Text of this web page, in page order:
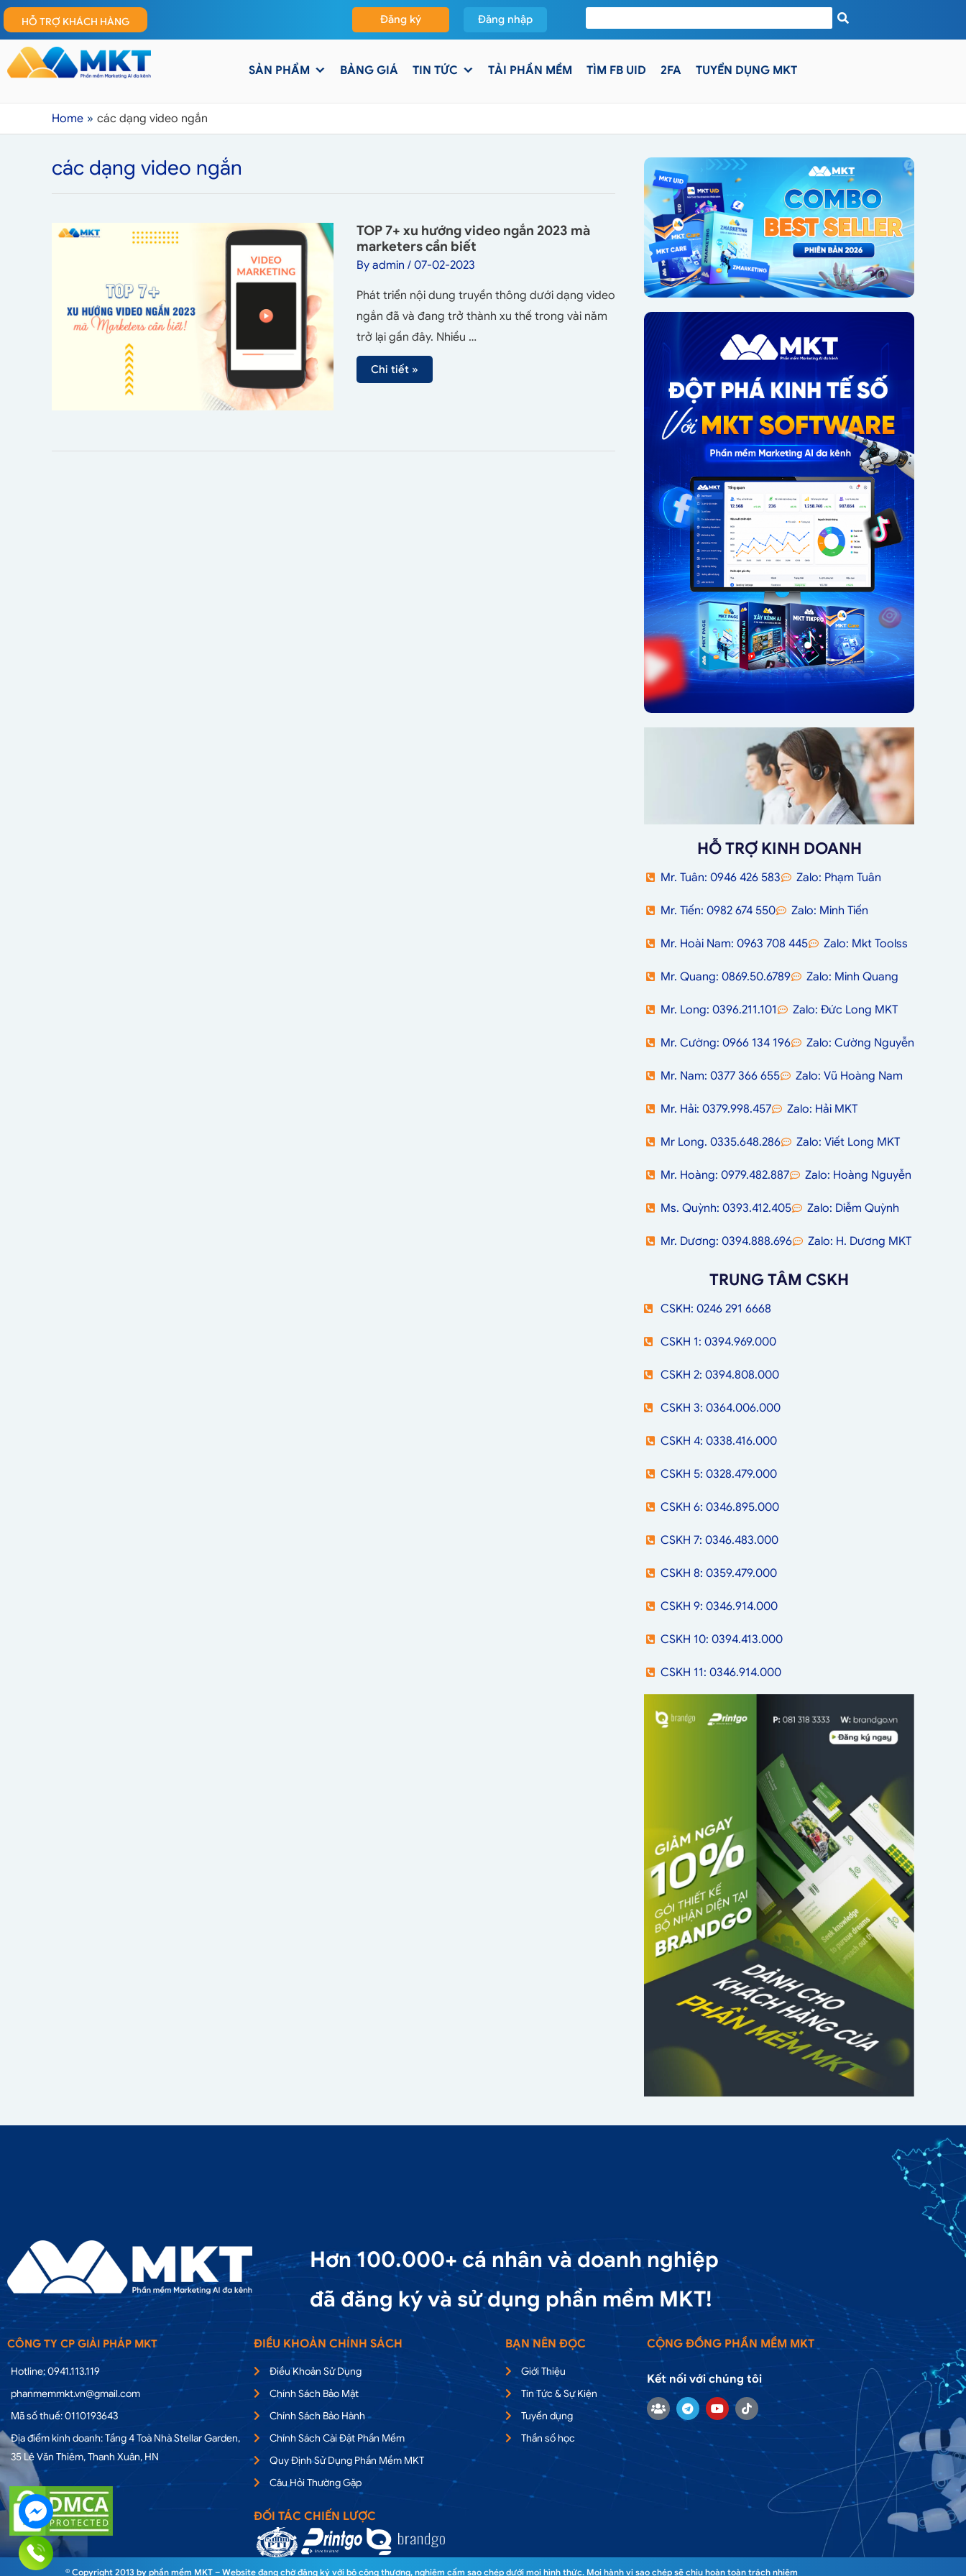
HỖ TRỢ KHÁCH HÀNG Đăng ký Đăng nhập
SẢN PHẨM BẢNG GIÁ TIN TỨC TẢI PHẦN MỀM TÌM FB UID 2FA TUYỂN DỤNG MKT
Home các dạng video ngắn
các dạng video ngắn
TOP 7+ xu hướng video ngắn 2023 mà
marketers cần biết
By admin / 07-02-2023
Phát triển nội dung truyền thông dưới dạng video
ngắn đã và đang trở thành xu thế trong vài năm
trở lại gần đây. Nhiều …
Chi tiết »
HỖ TRỢ KINH DOANH
Mr. Tuân: 0946 426 583 Zalo: Phạm Tuân
Mr. Tiến: 0982 674 550 Zalo: Minh Tiến
Mr. Hoài Nam: 0963 708 445 Zalo: Mkt Toolss
Mr. Quang: 0869.50.6789 Zalo: Minh Quang
Mr. Long: 0396.211.101 Zalo: Đức Long MKT
Mr. Cường: 0966 134 196 Zalo: Cường Nguyễn
Mr. Nam: 0377 366 655 Zalo: Vũ Hoàng Nam
Mr. Hải: 0379.998.457 Zalo: Hải MKT
Mr Long. 0335.648.286 Zalo: Viết Long MKT
Mr. Hoàng: 0979.482.887 Zalo: Hoàng Nguyễn
Ms. Quỳnh: 0393.412.405 Zalo: Diễm Quỳnh
Mr. Dương: 0394.888.696 Zalo: H. Dương MKT
TRUNG TÂM CSKH
CSKH: 0246 291 6668
CSKH 1: 0394.969.000
CSKH 2: 0394.808.000
CSKH 3: 0364.006.000
CSKH 4: 0338.416.000
CSKH 5: 0328.479.000
CSKH 6: 0346.895.000
CSKH 7: 0346.483.000
CSKH 8: 0359.479.000
CSKH 9: 0346.914.000
CSKH 10: 0394.413.000
CSKH 11: 0346.914.000
Hơn 100.000+ cá nhân và doanh nghiệp
đã đăng ký và sử dụng phần mềm MKT!
CÔNG TY CP GIẢI PHÁP MKT
Hotline: 0941.113.119
phanmemmkt.vn@gmail.com
Mã số thuế: 0110193643
Địa điểm kinh doanh: Tầng 4 Toà Nhà Stellar Garden,
35 Lê Văn Thiêm, Thanh Xuân, HN
ĐIỀU KHOẢN CHÍNH SÁCH
Điều Khoản Sử Dụng
Chính Sách Bảo Mật
Chính Sách Bảo Hành
Chính Sách Cài Đặt Phần Mềm
Quy Định Sử Dụng Phần Mềm MKT
Câu Hỏi Thường Gặp
ĐỐI TÁC CHIẾN LƯỢC
BẠN NÊN ĐỌC
Giới Thiệu
Tin Tức & Sự Kiện
Tuyển dụng
Thần số học
CỘNG ĐỒNG PHẦN MỀM MKT
Kết nối với chúng tôi
© Copyright 2013 by phần mềm MKT – Website đang chờ đăng ký với bộ công thương, nghiêm cấm sao chép dưới mọi hình thức. Mọi hành vi sao chép sẽ chịu hoàn toàn trách nhiệm